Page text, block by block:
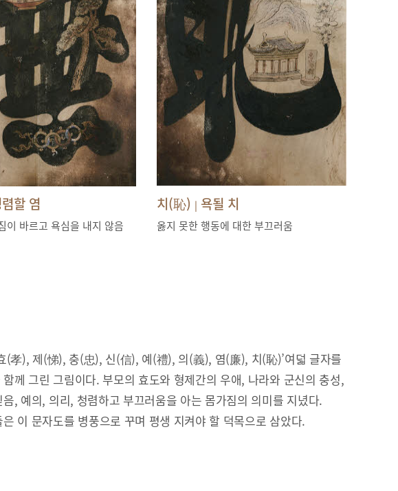
할 염
이 바르고 욕심을 내지 않음
치(恥) | 욕될 치
옳지 못한 행동에 대한 부끄러움
(孝), 제(悌), 충(忠), 신(信), 예(禮), 의(義), 염(廉), 치(恥)’여덟 글자를
함께 그린 그림이다. 부모의 효도와 형제간의 우애, 나라와 군신의 충성,
음, 예의, 의리, 청렴하고 부끄러움을 아는 몸가짐의 의미를 지녔다.
이 문자도를 병풍으로 꾸며 평생 지켜야 할 덕목으로 삼았다.